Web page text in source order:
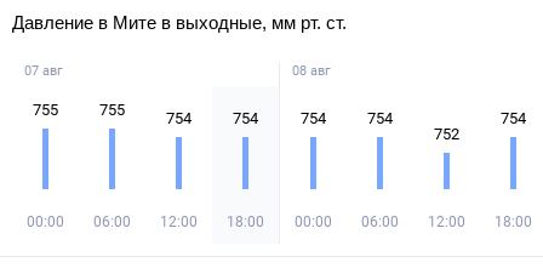
Давление в Мите в выходные, мм рт. ст.
07 авг
755
00:00
755
06:00
754
12:00
754
18:00
08 авг
754
00:00
754
06:00
752
12:00
754
18:00